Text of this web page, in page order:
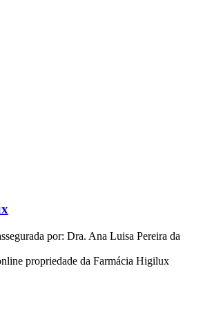
por: Dra. Ana Luisa Pereira da
propriedade da Farmácia Higilux